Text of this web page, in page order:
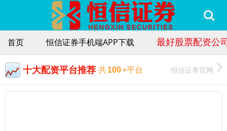
首页 恒信证券手机端APP下载 最好股票配资公
十大配资平台推荐 共100+平台 恒信证券官网